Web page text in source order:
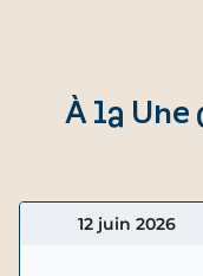
À la Une
12 juin 2026